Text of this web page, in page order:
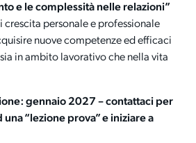
e le complessitànelle relazioni”
crescita personale e professionale
nuove competenze ed efficaci
in ambito lavorativo che nella vita
gennaio 2027 – contattaci per
“lezione prova” e iniziare a